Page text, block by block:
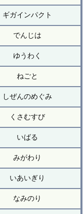
ギガインパクト
でんじは
ゆうわく
ねごと
しぜんのめぐみ
くさむすび
いばる
みがわり
いあいぎり
なみのり